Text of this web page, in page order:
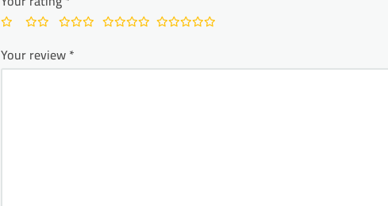
Your review*